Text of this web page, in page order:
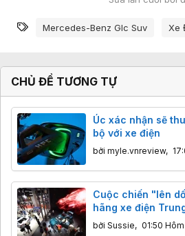
Từ khóa
Mercedes-Benz Glc Suv Xe
CHỦ ĐỀ TƯƠNG TỰ
Úc xác nhận sẽ
bộ với xe điện
bởi myle.vnreview,
Cuộc chiến "lên
hãng xe điện
nhuận
bởi Sussie, 01:50